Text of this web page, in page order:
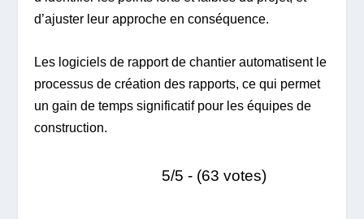
d’ajuster leur approche en conséquence.
Les logiciels de rapport de chantier automatisent le
processus de création des rapports, ce qui permet
un gain de temps significatif pour les équipes de
construction.
5/5 - (63 votes)